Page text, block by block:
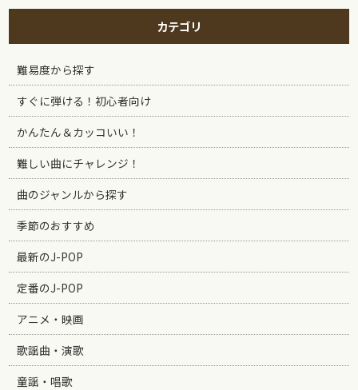
カテゴリ
難易度から探す
すぐに弾ける！初心者向け
かんたん＆カッコいい！
難しい曲にチャレンジ！
曲のジャンルから探す
季節のおすすめ
最新のJ-POP
定番のJ-POP
アニメ・映画
歌謡曲・演歌
童謡・唱歌